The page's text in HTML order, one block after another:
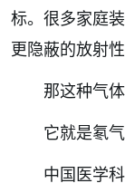
标。很多家庭
更隐蔽的放射性
那这种气
它就是氡气
中国医学